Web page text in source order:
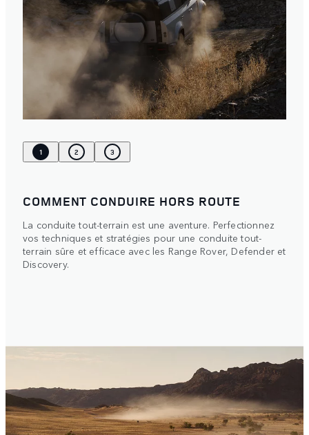
1 2 3
COMMENT CONDUIRE HORS ROUTE
La conduite tout-terrain est une aventure. Perfectionnez
vos techniques et stratégies pour une conduite tout-
terrain sûre et efficace avec les Range Rover, Defender et
Discovery.